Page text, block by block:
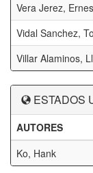
Vera Jerez,
Vidal Sanchez,
Villar Alaminos,
ESTADOS
AUTORES
Ko, Hank